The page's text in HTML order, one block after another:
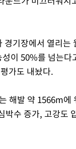
기장에서 열리는
이 50%를 넘는다
가도 내놨다.
해발 약 1566m에
수 증가, 고강도